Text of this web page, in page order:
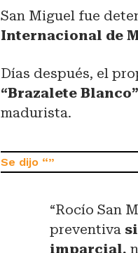
San Miguel fue
Internacional de
Días después, el
“Brazalete Blanco”
madurista.
“Rocío San
preventiva
imparcial,